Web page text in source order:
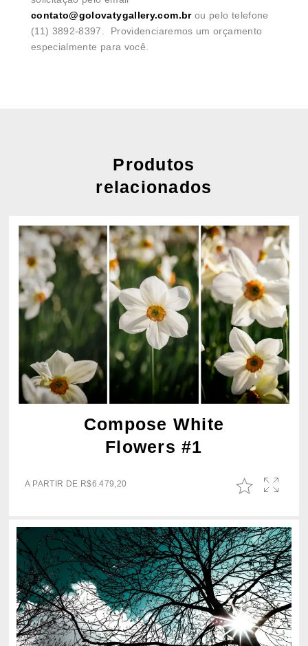
contato@golovatygallery.com.brou pelo telefone
(11) 3892-8397. Providenciaremos um orçamento
especialmente para você.
Produtos
relacionados
Compose White
Flowers #1
A PARTIR DE R$6.479,20